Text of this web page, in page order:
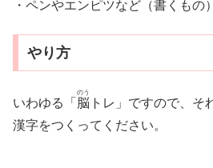
・ペンやエンピツなど（書くもの）
やり方
いわゆる「 脳
のう
トレ」ですので、そ
漢字をつくってください。